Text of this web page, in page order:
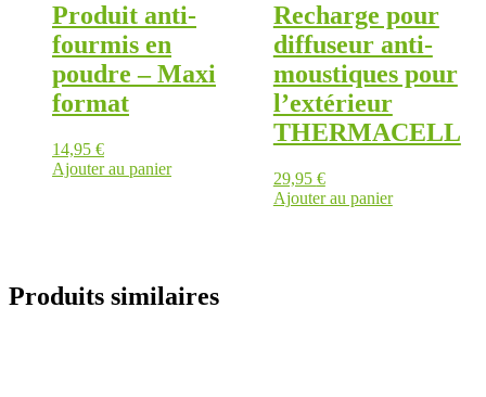
Produit anti-
fourmis en
poudre – Maxi
format
14,95 €
Ajouter au panier
Recharge pour
diffuseur anti-
moustiques pour
l’extérieur
THERMACELL
29,95 €
Ajouter au panier
Produits similaires